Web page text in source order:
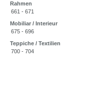
Rahmen
661 - 671
Mobiliar / Interieur
675 - 696
Teppiche / Textilien
700 - 704